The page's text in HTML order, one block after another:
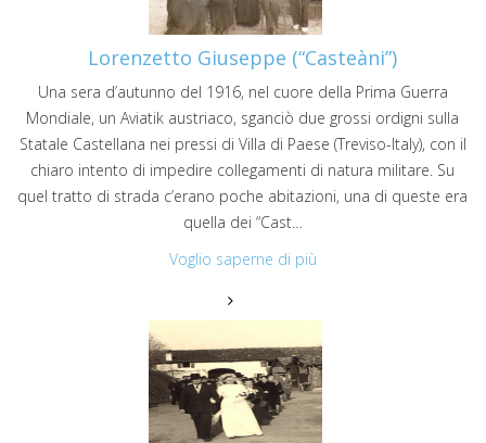
Lorenzetto Giuseppe (“Casteàni”)
Una sera d’autunno del 1916, nel cuore della Prima Guerra
Mondiale, un Aviatik austriaco, sganciò due grossi ordigni sulla
Statale Castellana nei pressi di Villa di Paese (Treviso-Italy), con il
chiaro intento di impedire collegamenti di natura militare. Su
quel tratto di strada c’erano poche abitazioni, una di queste era
quella dei “Cast…
Voglio saperne di più